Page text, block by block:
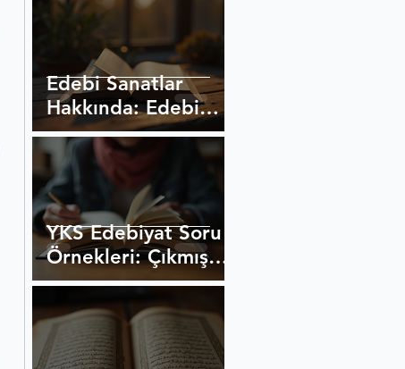
Edebi Sanatlar
Hakkında: Edebi
Sanatlar ve
Açıklamaları
YKS Edebiyat Soru
Örnekleri: Çıkmış
Sorular Rehberi